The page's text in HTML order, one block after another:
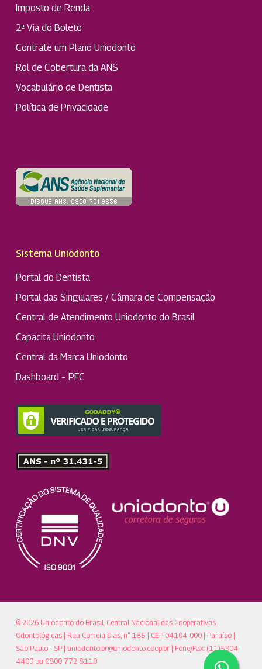
Imposto de Renda
2ª Via do Boleto
Contrate um Plano Uniodonto
Rol de Cobertura da ANS
Vocabulário de Dentista
Política de Privacidade
Sistema Uniodonto
Portal do Dentista
Portal das Singulares / Câmara de Compensação
Central de Atendimento Uniodonto do Brasil
Capacita Uniodonto
Central da Marca Uniodonto
Dashboard – PFC
© 2026 Uniodonto do Brasil. Central Nacional das Cooperativas
Odontológicas | Rua Correia Dias, n° 185 | CEP 04104-000 | Paraíso |
São Paulo - SP | uniodonto.br@uniodonto.coop.br| Fone/Fax: (11)5904-
4400 ou 0800 772 8110